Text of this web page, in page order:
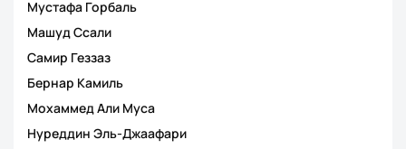
Мустафа Горбаль
Машуд Ссали
Самир Геззаз
Бернар Камиль
Мохаммед Али Муса
Нуреддин Эль-Джаафари